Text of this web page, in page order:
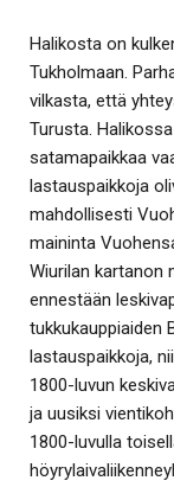
Halikosta on
Tukholmaan.
vilkasta, että
Turusta.
satamapaikkaa
lastauspaikkoja
mahdollisesti
maininta
Wiurilan kartanon
ennestään
tukkukauppiaiden
lastauspaikkoja,
1800-luvun
ja uusiksi
1800-luvulla